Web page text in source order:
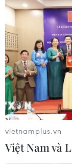
vietnamplus.vn
Việt Nam và